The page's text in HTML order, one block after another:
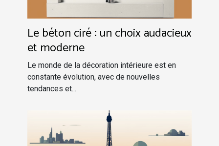
Le béton ciré : un choix audacieux
et moderne
Le monde de la décoration intérieure est en
constante évolution, avec de nouvelles
tendances et...